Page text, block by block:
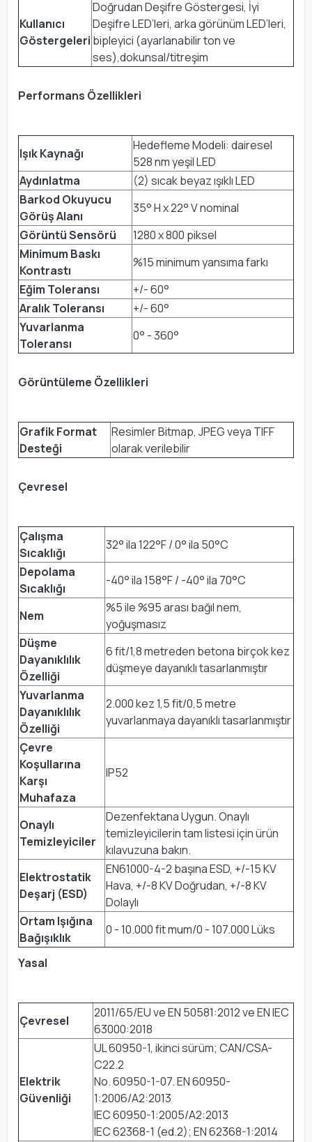
Kullanıcı
Göstergeleri
Doğrudan Deşifre Göstergesi, İyi
Deşifre LED’leri, arka görünüm LED’leri,
bipleyici (ayarlanabilir ton ve
ses),dokunsal/titreşim
Performans Özellikleri
Işık Kaynağı
Hedefleme Modeli: dairesel
528 nm yeşil LED
Aydınlatma
(2) sıcak beyaz ışıklı LED
Barkod Okuyucu
Görüş Alanı
35° H x 22° V nominal
Görüntü Sensörü
1280 x 800 piksel
Minimum Baskı
Kontrastı
%15 minimum yansıma farkı
Eğim Toleransı
+/- 60°
Aralık Toleransı
+/- 60°
Yuvarlanma
Toleransı
0° - 360°
Görüntüleme Özellikleri
Grafik Format
Desteği
Resimler Bitmap, JPEG veya TIFF
olarak verilebilir
Çevresel
Çalışma
Sıcaklığı
32° ila 122°F / 0° ila 50°C
Depolama
Sıcaklığı
-40° ila 158°F / -40° ila 70°C
Nem
%5 ile %95 arası bağıl nem,
yoğuşmasız
Düşme
Dayanıklılık
Özelliği
6 fit/1,8 metreden betona birçok kez
düşmeye dayanıklı tasarlanmıştır
Yuvarlanma
Dayanıklılık
Özelliği
2.000 kez 1,5 fit/0,5 metre
yuvarlanmaya dayanıklı tasarlanmıştır
Çevre
Koşullarına
Karşı
Muhafaza
IP52
Onaylı
Temizleyiciler
Dezenfektana Uygun. Onaylı
temizleyicilerin tam listesi için ürün
kılavuzuna bakın.
Elektrostatik
Deşarj (ESD)
EN61000-4-2 başına ESD, +/-15 KV
Hava, +/-8 KV Doğrudan, +/-8 KV
Dolaylı
Ortam Işığına
Bağışıklık
0 - 10.000 fit mum/0 - 107.000 Lüks
Yasal
Çevresel
2011/65/EU ve EN 50581:2012 ve EN IEC
63000:2018
Elektrik
Güvenliği
UL 60950-1, ikinci sürüm; CAN/CSA-
C22.2
No. 60950-1-07. EN 60950-
1:2006/A2:2013
IEC 60950-1:2005/A2:2013
IEC 62368-1 (ed.2); EN 62368-1:2014